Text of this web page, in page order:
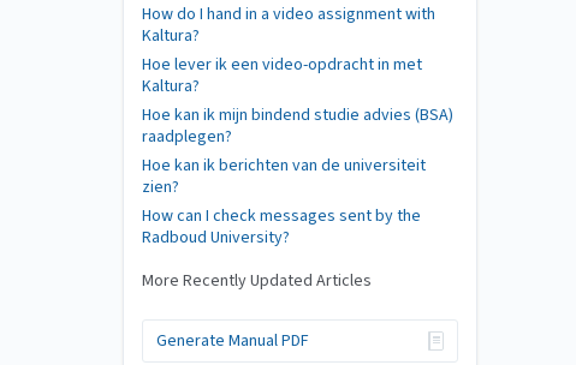
How do I hand in a video assignment with
Kaltura?
Hoe lever ik een video-opdracht in met
Kaltura?
Hoe kan ik mijn bindend studie advies (BSA)
raadplegen?
Hoe kan ik berichten van de universiteit
zien?
How can I check messages sent by the
Radboud University?
More Recently Updated Articles
Generate Manual PDF